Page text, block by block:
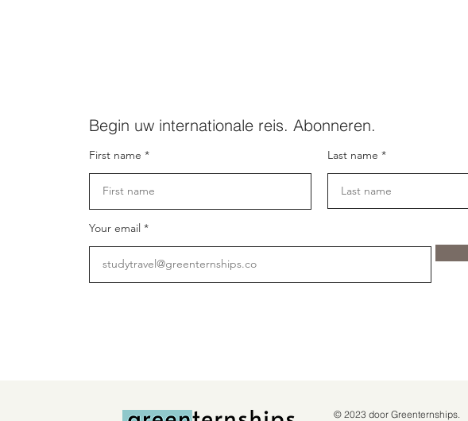
Begin uw internationale reis. Abonneren.
First name Last name
Your email
© 2023 door Greenternships.